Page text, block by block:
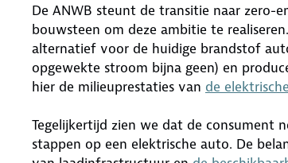
De ANWB steunt de transitie naar zero-
bouwsteen om deze ambitie te
alternatief voor de huidige brandstof
opgewekte stroom bijna geen) en
hier de milieuprestaties van de
Tegelijkertijd zien we dat de consument
stappen op een elektrische auto. De